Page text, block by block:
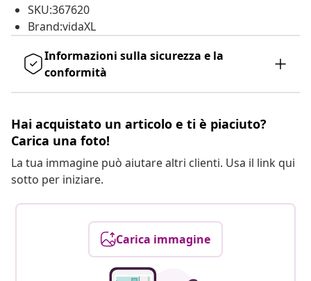
SKU:367620
Brand:vidaXL
Informazioni sulla sicurezza e la
conformità
Hai acquistato un articolo e ti è piaciuto?
Carica una foto!
La tua immagine può aiutare altri clienti. Usa il link qui
sotto per iniziare.
Carica immagine